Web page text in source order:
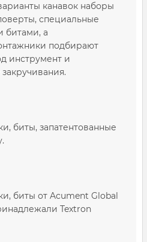
канавок наборы
специальные
битами, а
подбирают
инструмент и
биты, запатентованные
биты от Acument Global
Textron